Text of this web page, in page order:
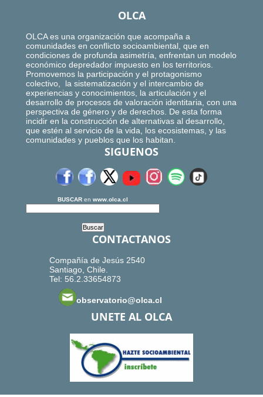
OLCA
OLCA es una organización que acompaña a
comunidades en conflicto socioambiental, que en
condiciones de profunda asimetría, enfrentan un modelo
económico depredador impuesto en los territorios.
Promovemos la participación y el protagonismo
colectivo, la sistematización y el intercambio de
experiencias y conocimientos, la articulación y el
desarrollo de procesos de valoración identitaria, con una
perspectiva de género y de derechos. De esta forma
incidir en la construcción de alternativas al desarrollo,
que estén al servicio de la vida, los ecosistemas, y las
comunidades y pueblos que los habitan.
SIGUENOS
BUSCAR en www.olca.cl
CONTACTANOS
Compañía de Jesús 2540
Santiago, Chile.
Tel: 56.2.33654873
observatorio@olca.cl
UNETE AL OLCA